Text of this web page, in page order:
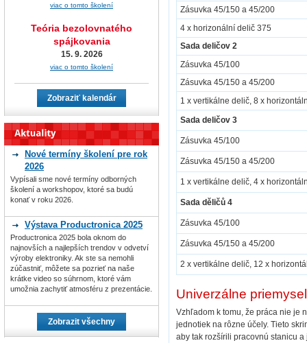
Zásuvka 45/150 a 45/200
4 x horizonální delič 375
Sada deličov 2
Zásuvka 45/100
Zásuvka 45/150 a 45/200
1 x vertikálne delič, 8 x
Sada deličov 3
Zásuvka 45/100
Zásuvka 45/150 a 45/200
1 x vertikálne delič, 4 x
Sada děličů 4
Zásuvka 45/100
Zásuvka 45/150 a 45/200
2 x vertikálne delič, 12 x
Univerzálne
Vzhľadom k tomu, že práca nie je
jednotiek na rôzne účely. Tieto
aby tak rozšírili pracovnú stanicu a
viac o tomto školení
Teória bezolovnatého
spájkovania
15. 9. 2026
viac o tomto školení
Zobraziť kalendár
Nové termíny školení pre rok
2026
Vypísali sme nové termíny odborných
školení a workshopov, ktoré sa budú
konať v roku 2026.
Výstava Productronica 2025
Productronica 2025 bola oknom do
najnovších a najlepších trendov v odvetví
výroby elektroniky. Ak ste sa nemohli
zúčastniť, môžete sa pozrieť na naše
krátke video so súhrnom, ktoré vám
umožnia zachytiť atmosféru z prezentácie.
Zobrazit všechny